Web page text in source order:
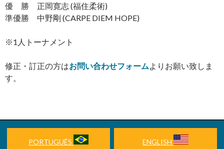
優 勝 正岡寛志 (福住柔術)
準優勝 中野剛 (CARPE DIEM HOPE)
※1人トーナメント
修正・訂正の方はお問い合わせフォーム よりお願い致しま
す。
PORTUGUÊS ENGLISH